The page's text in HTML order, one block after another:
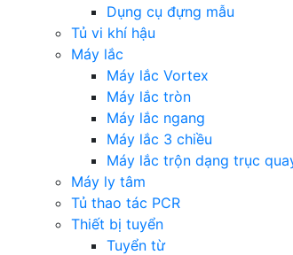
Dụng cụ đựng mẫu
Tủ vi khí hậu
Máy lắc
Máy lắc Vortex
Máy lắc tròn
Máy lắc ngang
Máy lắc 3 chiều
Máy lắc trộn dạng trục
Máy ly tâm
Tủ thao tác PCR
Thiết bị tuyển
Tuyển từ